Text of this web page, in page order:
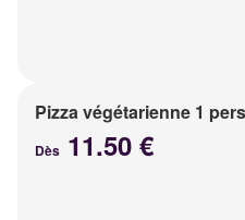
Pizza végétarienne 1 pers
Dès 11.50 €